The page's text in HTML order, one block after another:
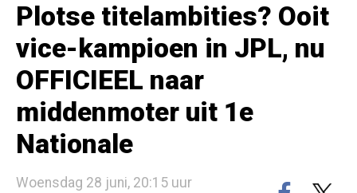
Plotse titelambities? Ooit
vice-kampioen in JPL, nu
OFFICIEEL naar
middenmoter uit 1e
Nationale
Woensdag 28 juni, 20:15 uur